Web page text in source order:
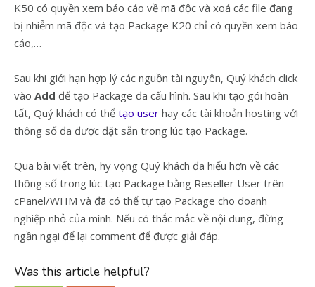
K50 có quyền xem báo cáo về mã độc và xoá các file đang
bị nhiễm mã độc và tạo Package K20 chỉ có quyền xem báo
cáo,…
Sau khi giới hạn hợp lý các nguồn tài nguyên, Quý khách click
vào Add để tạo Package đã cấu hình. Sau khi tạo gói hoàn
tất, Quý khách có thể tạo user hay các tài khoản hosting với
thông số đã được đặt sẵn trong lúc tạo Package.
Qua bài viết trên, hy vọng Quý khách đã hiểu hơn về các
thông số trong lúc tạo Package bằng Reseller User trên
cPanel/WHM và đã có thể tự tạo Package cho doanh
nghiệp nhỏ của mình. Nếu có thắc mắc về nội dung, đừng
ngần ngại để lại comment để được giải đáp.
Was this article helpful?